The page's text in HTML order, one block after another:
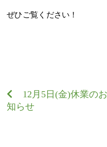
ぜひご覧ください！
12月5日(金)休業のお
知らせ